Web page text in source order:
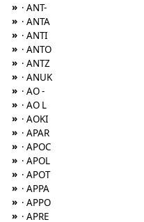
» · ANT-
» · ANTA
» · ANTI
» · ANTO
» · ANTZ
» · ANUK
» · AO -
» · AO L
» · AOKI
» · APAR
» · APOC
» · APOL
» · APOT
» · APPA
» · APPO
» · APRE